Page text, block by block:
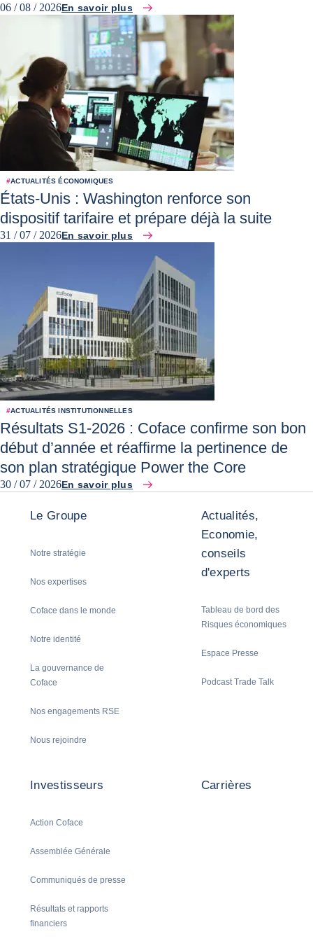
06 / 08 / 2026En savoir plus
#ACTUALITÉS ÉCONOMIQUES
États-Unis : Washington renforce son
dispositif tarifaire et prépare déjà la suite
31 / 07 / 2026En savoir plus
#ACTUALITÉS INSTITUTIONNELLES
Résultats S1-2026 : Coface confirme son bon
début d’année et réaffirme la pertinence de
son plan stratégique Power the Core
30 / 07 / 2026En savoir plus
Le Groupe
Notre stratégie
Nos expertises
Coface dans le monde
Notre identité
La gouvernance de
Coface
Nos engagements RSE
Nous rejoindre
Actualités,
Economie,
conseils
d'experts
Tableau de bord des
Risques économiques
Espace Presse
Podcast Trade Talk
Investisseurs
Action Coface
Assemblée Générale
Communiqués de presse
Résultats et rapports
financiers
Carrières